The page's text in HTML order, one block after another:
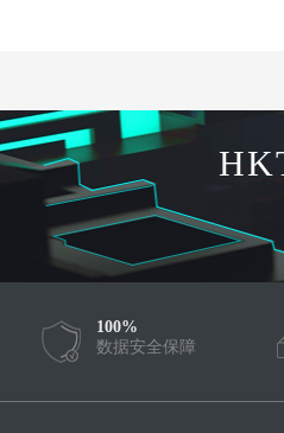
100%
数据安全保障